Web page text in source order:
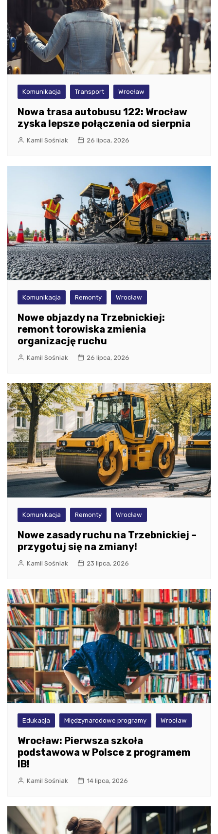
Komunikacja Transport Wrocław
Nowa trasa autobusu 122: Wrocław
zyska lepsze połączenia od sierpnia
Kamil Sośniak 26 lipca, 2026
Komunikacja Remonty Wrocław
Nowe objazdy na Trzebnickiej:
remont torowiska zmienia
organizację ruchu
Kamil Sośniak 26 lipca, 2026
Komunikacja Remonty Wrocław
Nowe zasady ruchu na Trzebnickiej –
przygotuj się na zmiany!
Kamil Sośniak 23 lipca, 2026
Edukacja Międzynarodowe programy Wrocław
Wrocław: Pierwsza szkoła
podstawowa w Polsce z programem
IB!
Kamil Sośniak 14 lipca, 2026